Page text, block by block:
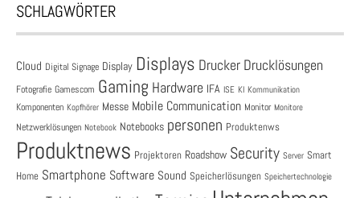
SCHLAGWÖRTER
Cloud Digital Signage Display Displays Drucker Drucklösungen
Fotografie Gamescom Gaming Hardware IFA ISE KI Kommunikation
Komponenten Kopfhörer Messe Mobile Communication Monitor Monitore
Netzwerklösungen Notebook Notebooks personen Produktenws
Produktnews Projektoren Roadshow Security Server Smart
Home Smartphone Software Sound Speicherlösungen Speichertechnologie